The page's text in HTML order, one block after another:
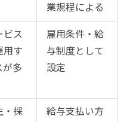
業規程による
ビス
用す
が多
雇用条件・給
与制度として
設定
・採
給与支払い方